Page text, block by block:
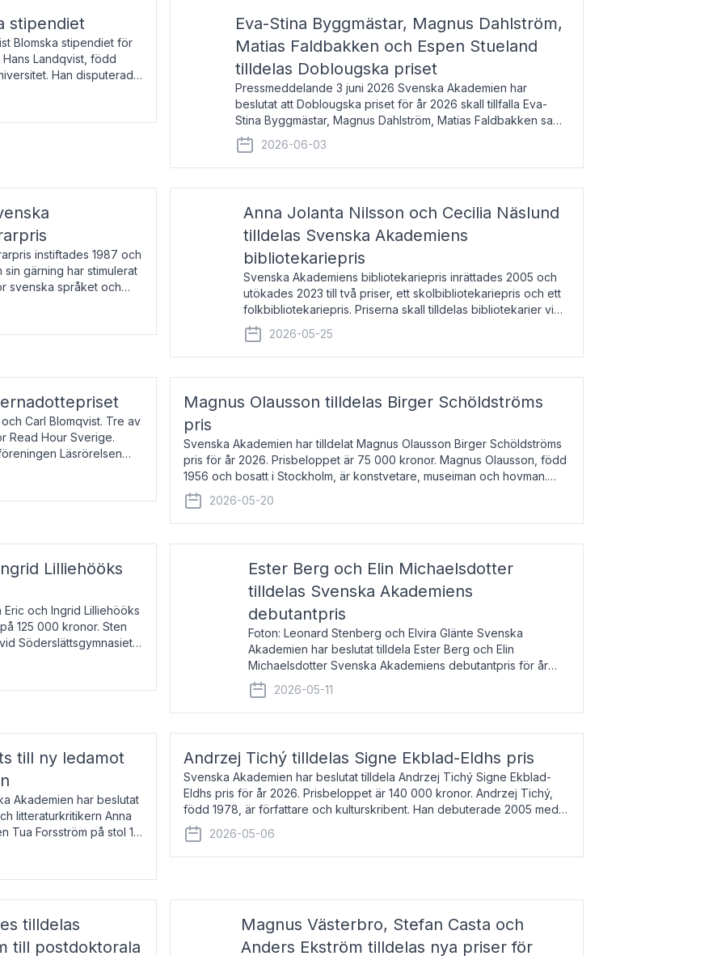
stipendiet
Blomska stipendiet för
Landqvist, född
Han disputerade
Eva-Stina Byggmästar, Magnus Dahlström,
Matias Faldbakken och Espen Stueland
tilldelas Doblougska priset
Pressmeddelande 3 juni 2026 Svenska Akademien har
beslutat att Doblougska priset för år 2026 skall tillfalla Eva-
Stina Byggmästar, Magnus Dahlström, Matias Faldbakken samt
Espen Stueland. Prisbeloppet är 200 000 svenska kronor per
mottagare
2026-06-03
instiftades 1987 och
sin gärning har stimulerat
svenska språket och
med pristagarna
Anna Jolanta Nilsson och Cecilia Näslund
tilldelas Svenska Akademiens
bibliotekariepris
Svenska Akademiens bibliotekariepris inrättades 2005 och
utökades 2023 till två priser, ett skolbibliotekariepris och ett
folkbibliotekariepris. Priserna skall tilldelas bibliotekarier vid
svenska folk- och skolbibliotek som gjort värdefull
2026-05-25
Carl Blomqvist. Tre av
Read Hour Sverige.
Läsrörelsen
att den under ett kvarts
Magnus Olausson tilldelas Birger Schöldströms
pris
Svenska Akademien har tilldelat Magnus Olausson Birger Schöldströms
pris för år 2026. Prisbeloppet är 75 000 kronor. Magnus Olausson, född
1956 och bosatt i Stockholm, är konstvetare, museiman och hovman.
Han disputerade 1993 vid Uppsala un
2026-05-20
Lilliehööks
och Ingrid Lilliehööks
125 000 kronor. Sten
Söderslättsgymnasiet i
Ester Berg och Elin Michaelsdotter
tilldelas Svenska Akademiens
debutantpris
Foton: Leonard Stenberg och Elvira Glänte Svenska
Akademien har beslutat tilldela Ester Berg och Elin
Michaelsdotter Svenska Akademiens debutantpris för år
2026. Priset är nyinstiftat och syftar till att lyfta fram
intressanta och löftesrik
2026-05-11
till ny ledamot
Akademien har beslutat
litteraturkritikern Anna
Tua Forsström på stol 18
Akademiens
Andrzej Tichý tilldelas Signe Ekblad-Eldhs pris
Svenska Akademien har beslutat tilldela Andrzej Tichý Signe Ekblad-
Eldhs pris för år 2026. Prisbeloppet är 140 000 kronor. Andrzej Tichý,
född 1978, är författare och kulturskribent. Han debuterade 2005 med
den lovordade romanen Sex liter l
2026-05-06
tilldelas
till postdoktorala
Magnus Västerbro, Stefan Casta och
Anders Ekström tilldelas nya priser för